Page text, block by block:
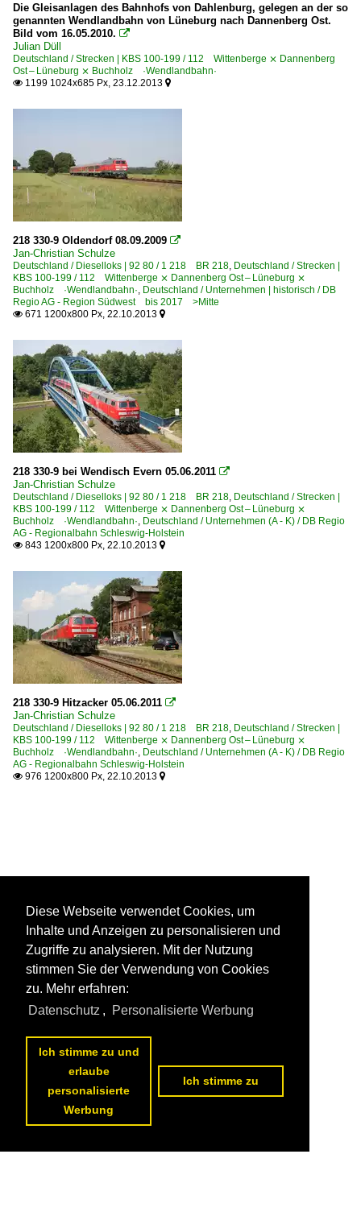
Die Gleisanlagen des Bahnhofs von Dahlenburg, gelegen an der so
genannten Wendlandbahn von Lüneburg nach Dannenberg Ost.
Bild vom 16.05.2010. 
Julian Düll
Deutschland / Strecken | KBS 100-199 / 112 Wittenberge ⨯ Dannenberg
Ost – Lüneburg ⨯ Buchholz ·Wendlandbahn·
 1199 1024x685 Px, 23.12.2013 
218 330-9 Oldendorf 08.09.2009 
Jan-Christian Schulze
Deutschland / Dieselloks | 92 80 / 1 218 BR 218, Deutschland / Strecken |
KBS 100-199 / 112 Wittenberge ⨯ Dannenberg Ost – Lüneburg ⨯
Buchholz ·Wendlandbahn·, Deutschland / Unternehmen | historisch / DB
Regio AG - Region Südwest bis 2017 >Mitte
 671 1200x800 Px, 22.10.2013 
218 330-9 bei Wendisch Evern 05.06.2011 
Jan-Christian Schulze
Deutschland / Dieselloks | 92 80 / 1 218 BR 218, Deutschland / Strecken |
KBS 100-199 / 112 Wittenberge ⨯ Dannenberg Ost – Lüneburg ⨯
Buchholz ·Wendlandbahn·, Deutschland / Unternehmen (A - K) / DB Regio
AG - Regionalbahn Schleswig-Holstein
 843 1200x800 Px, 22.10.2013 
218 330-9 Hitzacker 05.06.2011 
Jan-Christian Schulze
Deutschland / Dieselloks | 92 80 / 1 218 BR 218, Deutschland / Strecken |
KBS 100-199 / 112 Wittenberge ⨯ Dannenberg Ost – Lüneburg ⨯
Buchholz ·Wendlandbahn·, Deutschland / Unternehmen (A - K) / DB Regio
AG - Regionalbahn Schleswig-Holstein
 976 1200x800 Px, 22.10.2013 
Diese Webseite verwendet Cookies, um
Inhalte und Anzeigen zu personalisieren und
Zugriffe zu analysieren. Mit der Nutzung
stimmen Sie der Verwendung von Cookies
zu. Mehr erfahren:
Datenschutz , Personalisierte Werbung
Ich stimme zu und
erlaube
personalisierte
Werbung
Ich stimme zu